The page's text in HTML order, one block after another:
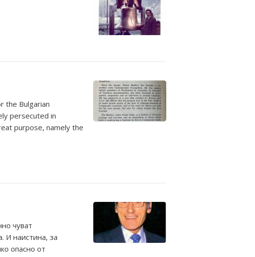
the Bulgarian
persecuted in
purpose, namely the
чуват
И наистина, за
опасно от